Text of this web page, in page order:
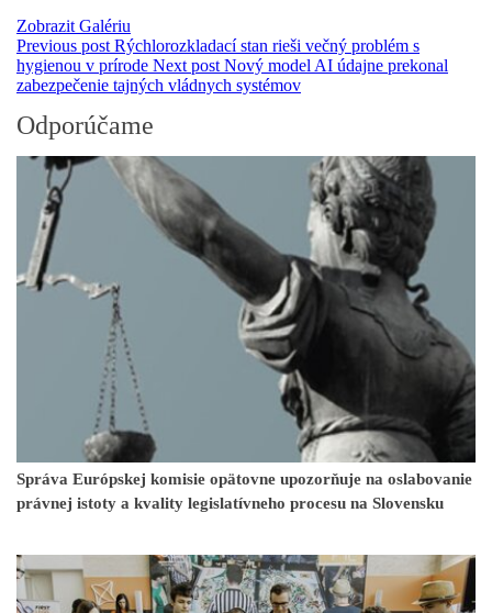
Zobrazit Galériu
Previous post Rýchlorozkladací stan rieši večný problém s
hygienou v prírode Next post Nový model AI údajne prekonal
zabezpečenie tajných vládnych systémov
Odporúčame
Správa Európskej komisie opätovne upozorňuje na oslabovanie
právnej istoty a kvality legislatívneho procesu na Slovensku